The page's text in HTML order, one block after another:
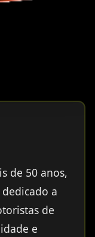
de 50 anos,
a
de
e